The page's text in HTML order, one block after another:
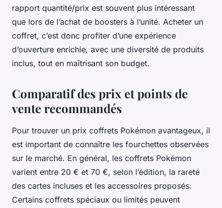
rapport quantité/prix est souvent plus intéressant
que lors de l’achat de boosters à l’unité. Acheter un
coffret, c’est donc profiter d’une expérience
d’ouverture enrichie, avec une diversité de produits
inclus, tout en maîtrisant son budget.
Comparatif des prix et points de
vente recommandés
Pour trouver un prix coffrets Pokémon avantageux, il
est important de connaître les fourchettes observées
sur le marché. En général, les coffrets Pokémon
varient entre 20 € et 70 €, selon l’édition, la rareté
des cartes incluses et les accessoires proposés.
Certains coffrets spéciaux ou limités peuvent